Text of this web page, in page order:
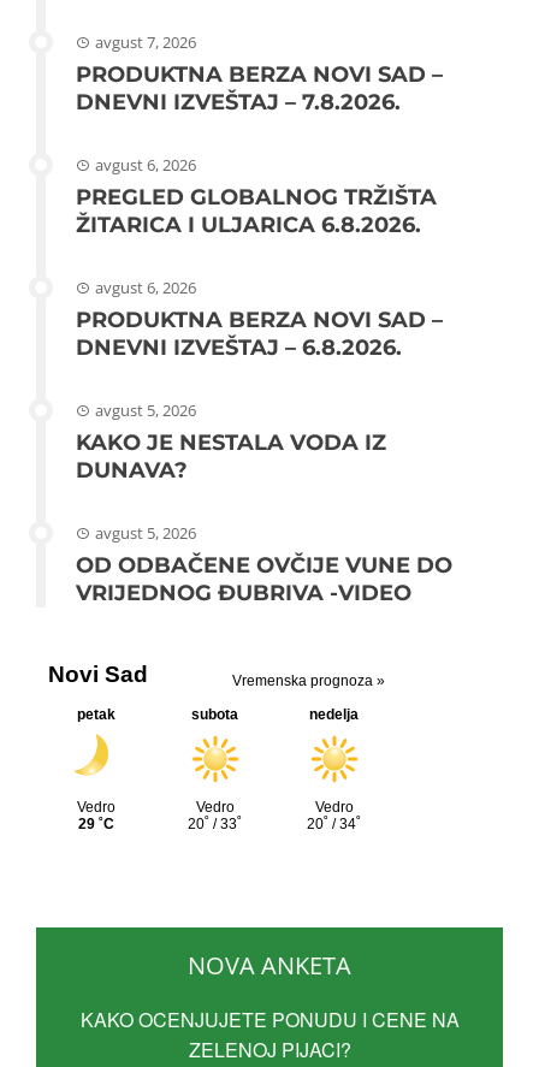
avgust 7, 2026
PRODUKTNA BERZA NOVI SAD –
DNEVNI IZVEŠTAJ – 7.8.2026.
avgust 6, 2026
PREGLED GLOBALNOG TRŽIŠTA
ŽITARICA I ULJARICA 6.8.2026.
avgust 6, 2026
PRODUKTNA BERZA NOVI SAD –
DNEVNI IZVEŠTAJ – 6.8.2026.
avgust 5, 2026
KAKO JE NESTALA VODA IZ
DUNAVA?
avgust 5, 2026
OD ODBAČENE OVČIJE VUNE DO
VRIJEDNOG ĐUBRIVA -VIDEO
NOVA ANKETA
KAKO OCENJUJETE PONUDU I CENE NA
ZELENOJ PIJACI?